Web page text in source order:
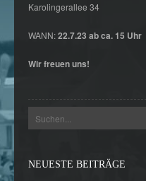
Karolingerallee 34
WANN:22.7.23 ab ca. 15 Uhr
Wir freuen uns!
NEUESTE BEITRÄGE